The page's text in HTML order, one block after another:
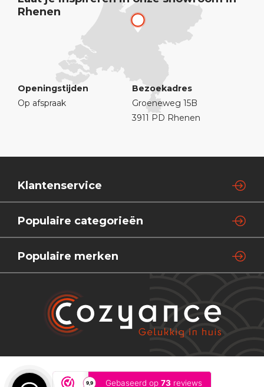
Rhenen
Openingstijden
Op afspraak
Bezoekadres
Groeneweg 15B
3911 PD Rhenen
Klantenservice
Populaire categorieën
Populaire merken